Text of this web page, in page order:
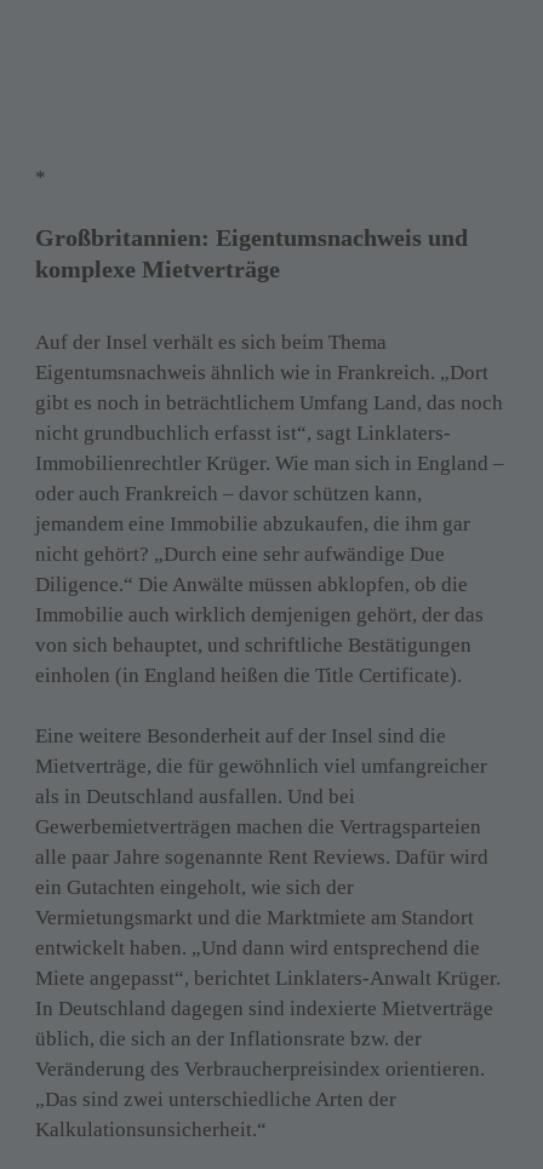
*
Großbritannien: Eigentumsnachweis und
komplexe Mietverträge
Auf der Insel verhält es sich beim Thema
Eigentumsnachweis ähnlich wie in Frankreich. „Dort
gibt es noch in beträchtlichem Umfang Land, das noch
nicht grundbuchlich erfasst ist“, sagt Linklaters-
Immobilienrechtler Krüger. Wie man sich in England –
oder auch Frankreich – davor schützen kann,
jemandem eine Immobilie abzukaufen, die ihm gar
nicht gehört? „Durch eine sehr aufwändige Due
Diligence.“ Die Anwälte müssen abklopfen, ob die
Immobilie auch wirklich demjenigen gehört, der das
von sich behauptet, und schriftliche Bestätigungen
einholen (in England heißen die Title Certificate).
Eine weitere Besonderheit auf der Insel sind die
Mietverträge, die für gewöhnlich viel umfangreicher
als in Deutschland ausfallen. Und bei
Gewerbemietverträgen machen die Vertragsparteien
alle paar Jahre sogenannte Rent Reviews. Dafür wird
ein Gutachten eingeholt, wie sich der
Vermietungsmarkt und die Marktmiete am Standort
entwickelt haben. „Und dann wird entsprechend die
Miete angepasst“, berichtet Linklaters-Anwalt Krüger.
In Deutschland dagegen sind indexierte Mietverträge
üblich, die sich an der Inflationsrate bzw. der
Veränderung des Verbraucherpreisindex orientieren.
„Das sind zwei unterschiedliche Arten der
Kalkulationsunsicherheit.“